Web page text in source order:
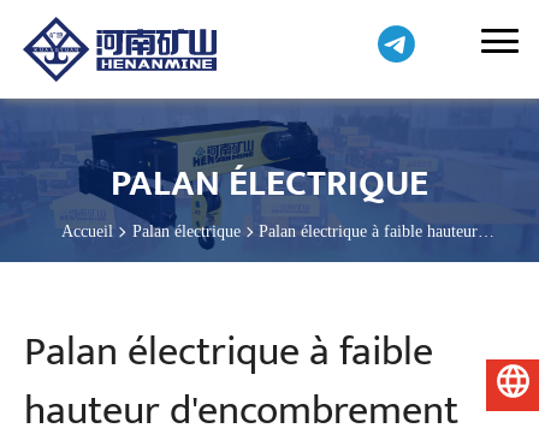
PALAN ÉLECTRIQUE
Accueil Palan électrique
Palan électrique à faible hauteur
d'encombrement
Palan électrique à faible
hauteur d'encombrement
Français